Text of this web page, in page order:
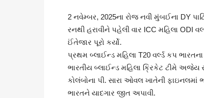
2 નવેમ્બર, 2025ના રોજ નવી મુંબઈના DY
રનથી હરાવીને પહેલી વાર ICC મહિલા ODI
ઈંતેજાર પૂરો કર્યો.
પ્રથમ બ્લાઈન્ડ મહિલા T20 વર્લ્ડ કપ
ભારતીય બ્લાઈન્ડ મહિલા ક્રિકેટ ટીમે અજેય
કોલંબોના પી. સારા ઓવલ ખાતેની ફાઇનલમાં
ભારતને યાદગાર જીત અપાવી.